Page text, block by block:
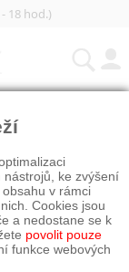
18 hod.)
nástrojů, ke zvýšení
v rámci
Cookies jsou
a nedostane se k
povolit pouze
funkce webových